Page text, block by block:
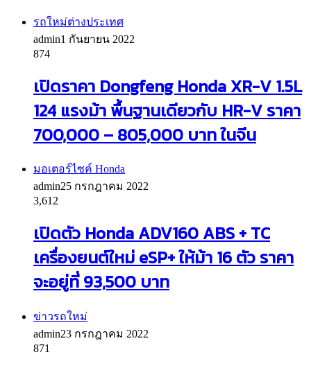
รถใหม่ต่างประเทศ
admin1 กันยายน 2022
874
เปิดราคา Dongfeng Honda XR-V 1.5L
124 แรงม้า พื้นฐานเดียวกับ HR-V ราคา
700,000 – 805,000 บาท ในจีน
มอเตอร์ไซค์ Honda
admin25 กรกฎาคม 2022
3,612
เปิดตัว Honda ADV160 ABS + TC
เครื่องยนต์ใหม่ eSP+ ให้ม้า 16 ตัว ราคา
จะอยู่ที่ 93,500 บาท
ข่าวรถใหม่
admin23 กรกฎาคม 2022
871